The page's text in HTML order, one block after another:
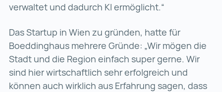
verwaltet und dadurch KI ermöglicht.“
Das Startup in Wien zu gründen, hatte für
Boeddinghaus mehrere Gründe: „Wir mögen die
Stadt und die Region einfach super gerne. Wir
sind hier wirtschaftlich sehr erfolgreich und
können auch wirklich aus Erfahrung sagen, dass